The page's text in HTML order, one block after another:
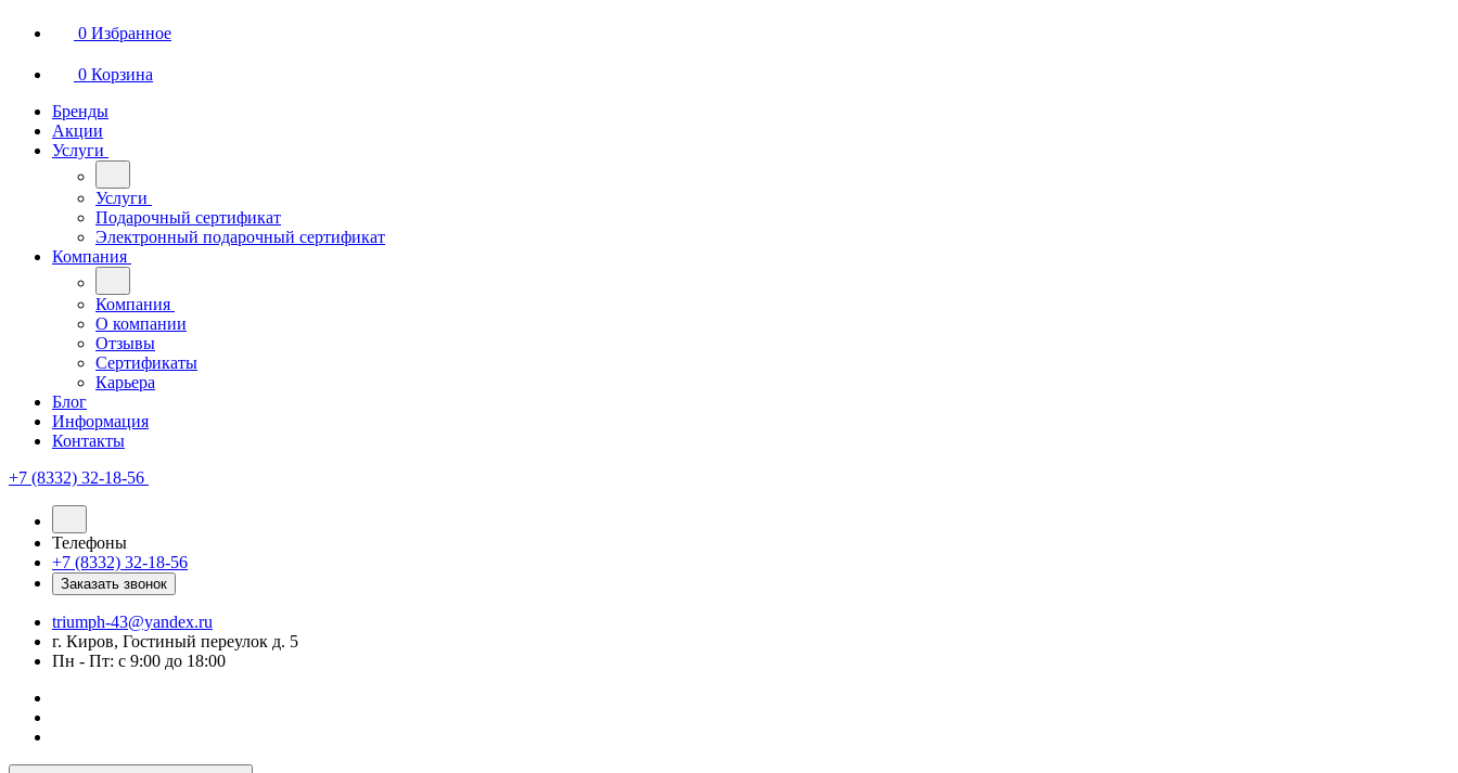
0 Избранное
0 Корзина
Бренды
Акции
Услуги
Услуги
Подарочный сертификат
Электронный подарочный сертификат
Компания
Компания
О компании
Отзывы
Сертификаты
Карьера
Блог
Информация
Контакты
+7 (8332) 32-18-56
Телефоны
+7 (8332) 32-18-56
Заказать звонок
triumph-43@yandex.ru
г. Киров, Гостиный переулок д. 5
Пн - Пт: с 9:00 до 18:00